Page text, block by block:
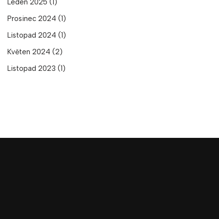
Leden 2025 (1)
Prosinec 2024 (1)
Listopad 2024 (1)
Květen 2024 (2)
Listopad 2023 (1)